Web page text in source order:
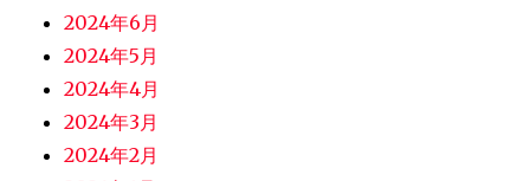
2024年6月
2024年5月
2024年4月
2024年3月
2024年2月